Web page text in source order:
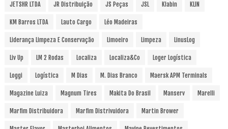
JETSHR LTDA JR Distribuição JS Peças JSL Klabin KLIN
KM Barros LTDA Lauto Cargo Léo Madeiras
Liderança Limpeza E Conservação Limoeiro Limpeza LinusLog
Liv Up LM 2 Rodas Localiza Localiza&Co Loger Logística
Loggi Logística M Dias M. Dias Branco Maersk APM Terminals
Magazine Luiza Magnum Tires Makita Do Brasil Manserv Marelli
Marfim Distribuidora Marfim Distrivuidora Martin Brower